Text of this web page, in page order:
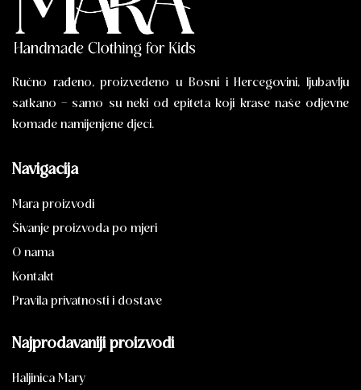
Ručno rađeno, proizvedeno u Bosni i Hercegovini, ljubavlju
satkano – samo su neki od epiteta koji krase naše odjevne
komade namijenjene djeci.
Navigacija
Mara proizvodi
Šivanje proizvoda po mjeri
O nama
Kontakt
Pravila privatnosti i dostave
Najprodavaniji proizvodi
Haljinica Mary